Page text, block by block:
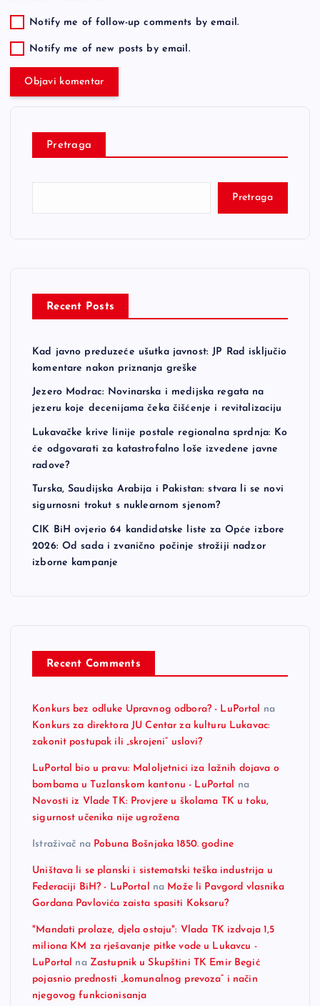
Notify me of follow-up comments by email.
Notify me of new posts by email.
Pretraga
Pretraga
Recent Posts
Kad javno preduzeće ušutka javnost: JP Rad isključio
komentare nakon priznanja greške
Jezero Modrac: Novinarska i medijska regata na
jezeru koje decenijama čeka čišćenje i revitalizaciju
Lukavačke krive linije postale regionalna sprdnja: Ko
će odgovarati za katastrofalno loše izvedene javne
radove?
Turska, Saudijska Arabija i Pakistan: stvara li se novi
sigurnosni trokut s nuklearnom sjenom?
CIK BiH ovjerio 64 kandidatske liste za Opće izbore
2026: Od sada i zvanično počinje strožiji nadzor
izborne kampanje
Recent Comments
Konkurs bez odluke Upravnog odbora? - LuPortal
na
Konkurs za direktora JU Centar za kulturu Lukavac:
zakonit postupak ili „skrojeni“ uslovi?
LuPortal bio u pravu: Maloljetnici iza lažnih dojava o
bombama u Tuzlanskom kantonu - LuPortal
na
Novosti iz Vlade TK: Provjere u školama TK u toku,
sigurnost učenika nije ugrožena
Istraživač na Pobuna Bošnjaka 1850. godine
Uništava li se planski i sistematski teška industrija u
Federaciji BiH? - LuPortal na Može li Pavgord vlasnika
Gordana Pavlovića zaista spasiti Koksaru?
"Mandati prolaze, djela ostaju": Vlada TK izdvaja 1,5
miliona KM za rješavanje pitke vode u Lukavcu -
LuPortal na Zastupnik u Skupštini TK Emir Begić
pojasnio prednosti „komunalnog prevoza“ i način
njegovog funkcionisanja